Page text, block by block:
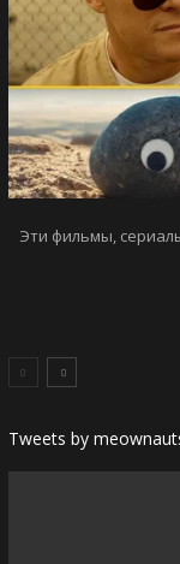
Эти фильмы,
Tweets by